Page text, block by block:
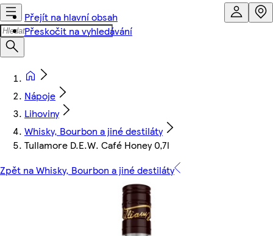
Přejít na hlavní obsah
Přeskočit na vyhledávání
Nápoje
Lihoviny
Whisky, Bourbon a jiné destiláty
Tullamore D.E.W. Café Honey 0,7l
Zpět na Whisky, Bourbon a jiné destiláty